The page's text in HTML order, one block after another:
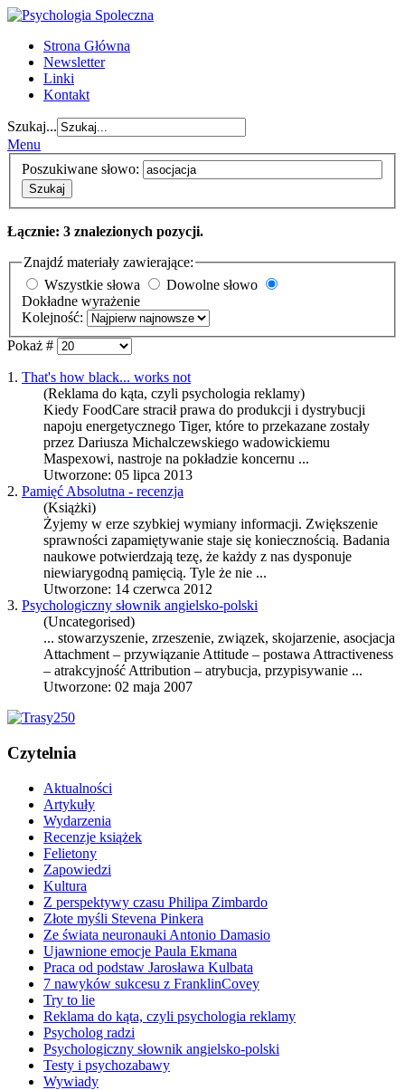
Strona Główna
Newsletter
Linki
Kontakt
Szukaj...
Menu
Poszukiwane słowo:
Szukaj
Łącznie: 3 znalezionych pozycji.
Znajdź materiały zawierające:
Wszystkie słowa
Dowolne słowo
Dokładne wyrażenie
Kolejność:
Pokaż #
1. That's how black... works not
(Reklama do kąta, czyli psychologia reklamy)
Kiedy FoodCare stracił prawa do produkcji i dystrybucji
napoju energetycznego Tiger, które to przekazane zostały
przez Dariusza Michalczewskiego wadowickiemu
Maspexowi, nastroje na pokładzie koncernu ...
Utworzone: 05 lipca 2013
2. Pamięć Absolutna - recenzja
(Książki)
Żyjemy w erze szybkiej wymiany informacji. Zwiększenie
sprawności zapamiętywanie staje się koniecznością. Badania
naukowe potwierdzają tezę, że każdy z nas dysponuje
niewiarygodną pamięcią. Tyle że nie ...
Utworzone: 14 czerwca 2012
3. Psychologiczny słownik angielsko-polski
(Uncategorised)
... stowarzyszenie, zrzeszenie, związek, skojarzenie, asocjacja
Attachment – przywiązanie Attitude – postawa Attractiveness
– atrakcyjność Attribution – atrybucja, przypisywanie ...
Utworzone: 02 maja 2007
Czytelnia
Aktualności
Artykuły
Wydarzenia
Recenzje książek
Felietony
Zapowiedzi
Kultura
Z perspektywy czasu Philipa Zimbardo
Złote myśli Stevena Pinkera
Ze świata neuronauki Antonio Damasio
Ujawnione emocje Paula Ekmana
Praca od podstaw Jarosława Kulbata
7 nawyków sukcesu z FranklinCovey
Try to lie
Reklama do kąta, czyli psychologia reklamy
Psycholog radzi
Psychologiczny słownik angielsko-polski
Testy i psychozabawy
Wywiady